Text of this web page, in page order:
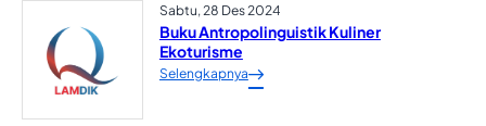
Sabtu, 28 Des 2024
Buku Antropolinguistik Kuliner
Ekoturisme
Selengkapnya